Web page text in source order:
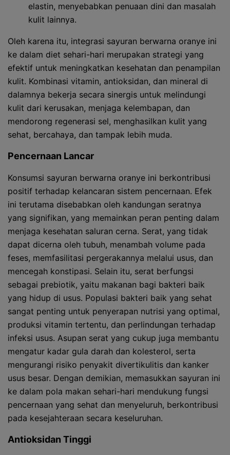
elastin, menyebabkan penuaan dini dan masalah
kulit lainnya.
Oleh karena itu, integrasi sayuran berwarna oranye ini
ke dalam diet sehari-hari merupakan strategi yang
efektif untuk meningkatkan kesehatan dan penampilan
kulit. Kombinasi vitamin, antioksidan, dan mineral di
dalamnya bekerja secara sinergis untuk melindungi
kulit dari kerusakan, menjaga kelembapan, dan
mendorong regenerasi sel, menghasilkan kulit yang
sehat, bercahaya, dan tampak lebih muda.
Pencernaan Lancar
Konsumsi sayuran berwarna oranye ini berkontribusi
positif terhadap kelancaran sistem pencernaan. Efek
ini terutama disebabkan oleh kandungan seratnya
yang signifikan, yang memainkan peran penting dalam
menjaga kesehatan saluran cerna. Serat, yang tidak
dapat dicerna oleh tubuh, menambah volume pada
feses, memfasilitasi pergerakannya melalui usus, dan
mencegah konstipasi. Selain itu, serat berfungsi
sebagai prebiotik, yaitu makanan bagi bakteri baik
yang hidup di usus. Populasi bakteri baik yang sehat
sangat penting untuk penyerapan nutrisi yang optimal,
produksi vitamin tertentu, dan perlindungan terhadap
infeksi usus. Asupan serat yang cukup juga membantu
mengatur kadar gula darah dan kolesterol, serta
mengurangi risiko penyakit divertikulitis dan kanker
usus besar. Dengan demikian, memasukkan sayuran ini
ke dalam pola makan sehari-hari mendukung fungsi
pencernaan yang sehat dan menyeluruh, berkontribusi
pada kesejahteraan secara keseluruhan.
Antioksidan Tinggi